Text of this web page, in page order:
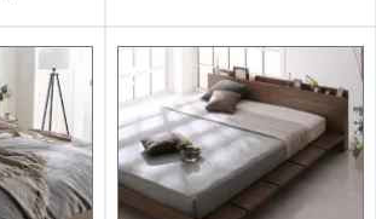
22